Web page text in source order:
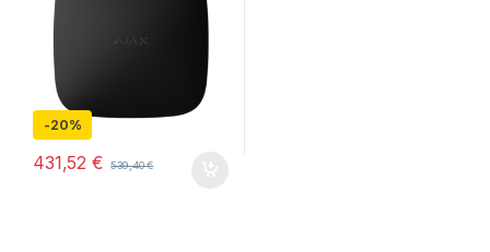
-20%
431,52€ 539,40€